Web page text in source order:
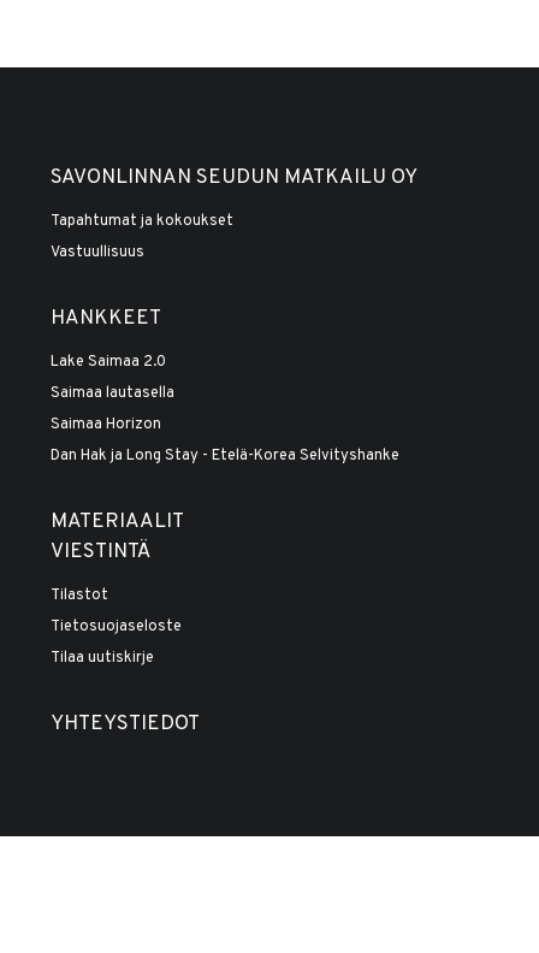
SAVONLINNAN SEUDUN MATKAILU OY
Tapahtumat ja kokoukset
Vastuullisuus
HANKKEET
Lake Saimaa 2.0
Saimaa lautasella
Saimaa Horizon
Dan Hak ja Long Stay - Etelä-Korea Selvityshanke
MATERIAALIT
VIESTINTÄ
Tilastot
Tietosuojaseloste
Tilaa uutiskirje
YHTEYSTIEDOT